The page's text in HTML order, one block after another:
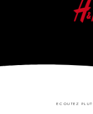
ECOUTEZ